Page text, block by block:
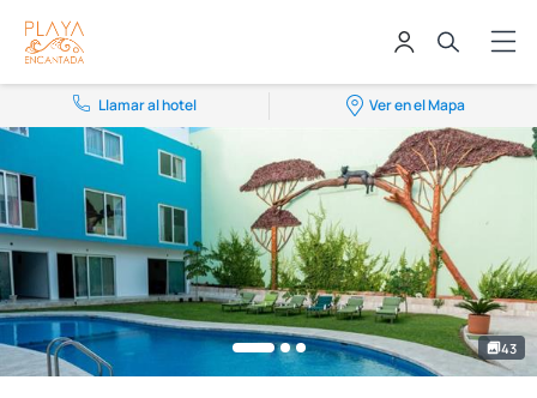
Llamar al hotel Ver en el Mapa
43